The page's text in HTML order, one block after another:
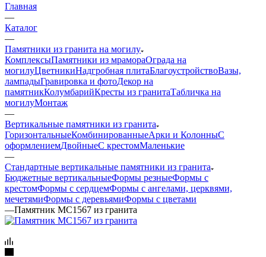
Главная
—
Каталог
—
Памятники из гранита на могилу
КомплексыПамятники из мрамораОграда на
могилуЦветникиНадгробная плитаБлагоустройствоВазы,
лампадыГравировка и фотоДекор на
памятникКолумбарийКресты из гранитаТабличка на
могилуМонтаж
—
Вертикальные памятники из гранита
ГоризонтальныеКомбинированныеАрки и КолонныС
оформлениемДвойныеС крестомМаленькие
—
Стандартные вертикальные памятники из гранита
Бюджетные вертикальныеФормы резныеФормы с
крестомФормы с сердцемФормы с ангелами, церквями,
мечетямиФормы с деревьямиФормы с цветами
—Памятник МС1567 из гранита